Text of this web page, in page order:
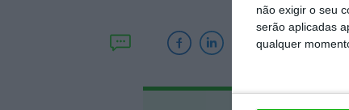
não exigir o seu
serão aplicadas
qualquer